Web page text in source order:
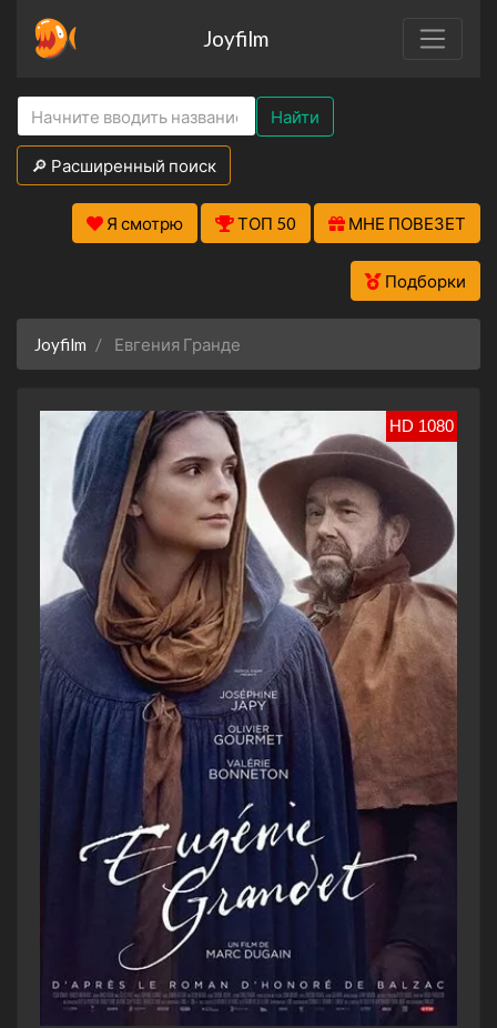
Joyfilm
Найти
🔎 Расширенный поиск
Я смотрю ТОП 50 МНЕ ПОВЕЗЕТ
Подборки
Joyfilm Евгения Гранде
HD 1080